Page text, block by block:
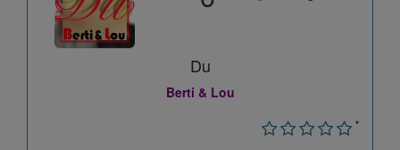
Du
Berti & Lou
*